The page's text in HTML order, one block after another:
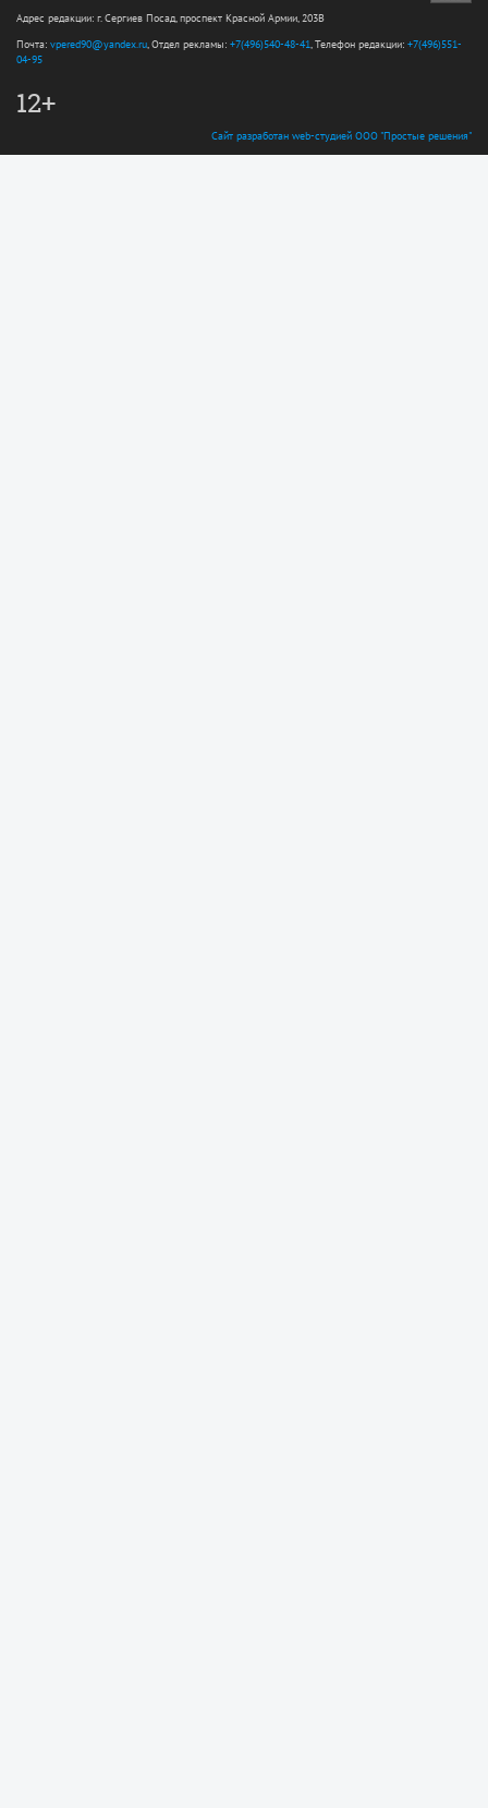
Адрес редакции: г. Сергиев Посад, проспект Красной Армии, 203В
Почта: vpered90@yandex.ru, Отдел рекламы: +7(496)540-48-41, Телефон редакции: +7(496)551-
04-95
12+
Сайт разработан web-студией ООО "Простые решения"